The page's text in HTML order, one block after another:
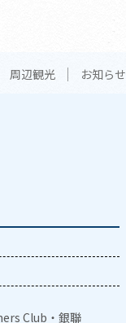
周辺観光 お知らせ
Club・銀聯